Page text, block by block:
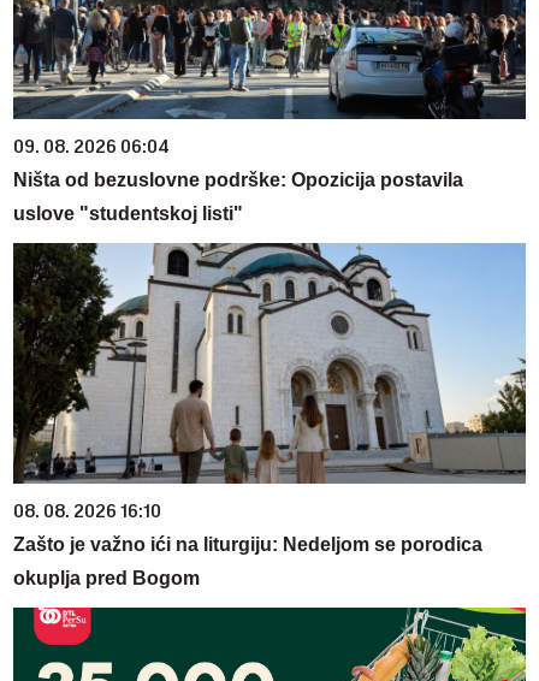
09. 08. 2026 06:04
Ništa od bezuslovne podrške: Opozicija postavila
uslove "studentskoj listi"
08. 08. 2026 16:10
Zašto je važno ići na liturgiju: Nedeljom se porodica
okuplja pred Bogom